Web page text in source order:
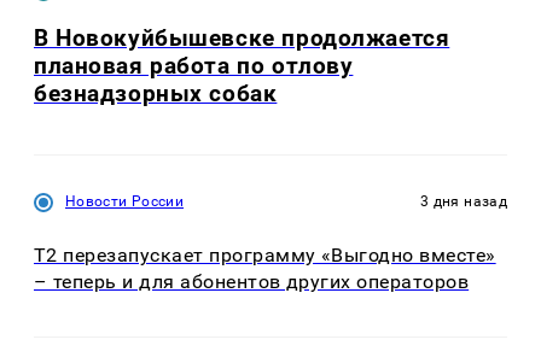
В Новокуйбышевске продолжается
плановая работа по отлову
безнадзорных собак
Новости России 3 дня назад
Т2 перезапускает программу «Выгодно вместе»
– теперь и для абонентов других операторов